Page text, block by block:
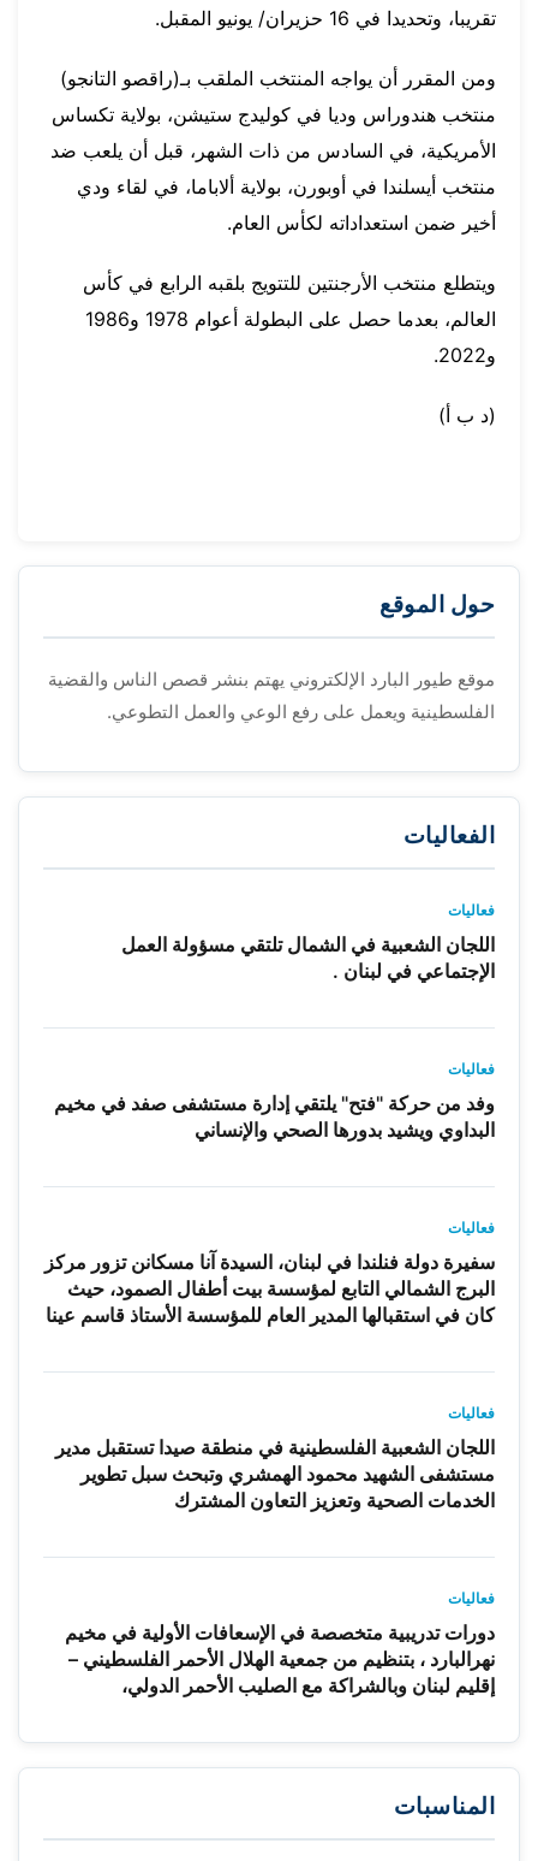
تقريبا، وتحديدا في 16 حزيران/ يونيو المقبل.
ومن المقرر أن يواجه المنتخب الملقب بـ(راقصو التانجو)
منتخب هندوراس وديا في كوليدج ستيشن، بولاية تكساس
الأمريكية، في السادس من ذات الشهر، قبل أن يلعب ضد
منتخب أيسلندا في أوبورن، بولاية ألاباما، في لقاء ودي
أخير ضمن استعداداته لكأس العام.
ويتطلع منتخب الأرجنتين للتتويج بلقبه الرابع في كأس
العالم، بعدما حصل على البطولة أعوام 1978 و1986
و2022.
(د ب أ)
حول الموقع
موقع طيور البارد الإلكتروني يهتم بنشر قصص الناس والقضية
الفلسطينية ويعمل على رفع الوعي والعمل التطوعي.
الفعاليات
فعاليات
اللجان الشعبية في الشمال تلتقي مسؤولة العمل
الإجتماعي في لبنان .
فعاليات
وفد من حركة "فتح" يلتقي إدارة مستشفى صفد في مخيم
البداوي ويشيد بدورها الصحي والإنساني
فعاليات
سفيرة دولة فنلندا في لبنان، السيدة آنا مسكانن تزور مركز
البرج الشمالي التابع لمؤسسة بيت أطفال الصمود، حيث
كان في استقبالها المدير العام للمؤسسة الأستاذ قاسم عينا
فعاليات
اللجان الشعبية الفلسطينية في منطقة صيدا تستقبل مدير
مستشفى الشهيد محمود الهمشري وتبحث سبل تطوير
الخدمات الصحية وتعزيز التعاون المشترك
فعاليات
دورات تدريبية متخصصة في الإسعافات الأولية في مخيم
نهرالبارد ، بتنظيم من جمعية الهلال الأحمر الفلسطيني –
إقليم لبنان وبالشراكة مع الصليب الأحمر الدولي،
المناسبات